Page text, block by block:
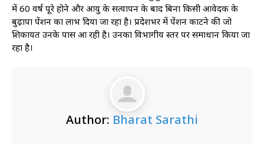
में 60 वर्ष पूरे होने और आयु के सत्यापन के बाद बिना किसी आवेदक के
बुढ़ापा पेंशन का लाभ दिया जा रहा है। प्रदेशभर में पेंशन काटने की जो
शिकायत उनके पास आ रही है। उनका विभागीय स्तर पर समाधान किया जा
रहा है।
Author: Bharat Sarathi